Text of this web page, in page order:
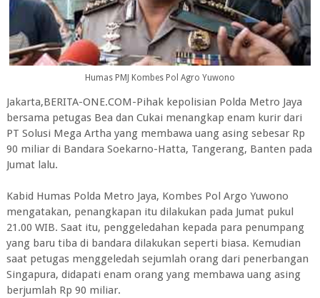
Humas PMJ Kombes Pol Agro Yuwono
Jakarta,BERITA-ONE.COM-Pihak kepolisian Polda Metro Jaya
bersama petugas Bea dan Cukai menangkap enam kurir dari
PT Solusi Mega Artha yang membawa uang asing sebesar Rp
90 miliar di Bandara Soekarno-Hatta, Tangerang, Banten pada
Jumat lalu.
Kabid Humas Polda Metro Jaya, Kombes Pol Argo Yuwono
mengatakan, penangkapan itu dilakukan pada Jumat pukul
21.00 WIB. Saat itu, penggeledahan kepada para penumpang
yang baru tiba di bandara dilakukan seperti biasa. Kemudian
saat petugas menggeledah sejumlah orang dari penerbangan
Singapura, didapati enam orang yang membawa uang asing
berjumlah Rp 90 miliar.